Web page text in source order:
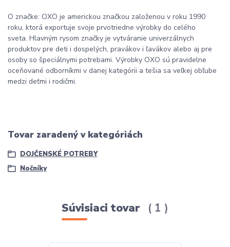
O značke: OXO je americkou značkou založenou v roku 1990
roku, ktorá exportuje svoje prvotriedne výrobky do celého
sveta. Hlavným rysom značky je vytváranie univerzálnych
produktov pre deti i dospelých, pravákov i ľavákov alebo aj pre
osoby so špeciálnymi potrebami. Výrobky OXO sú pravidelne
oceňované odborníkmi v danej kategórii a tešia sa veľkej obľube
medzi deťmi i rodičmi.
Tovar zaradený v kategóriách
DOJČENSKÉ POTREBY
Nočníky
Súvisiaci tovar 1